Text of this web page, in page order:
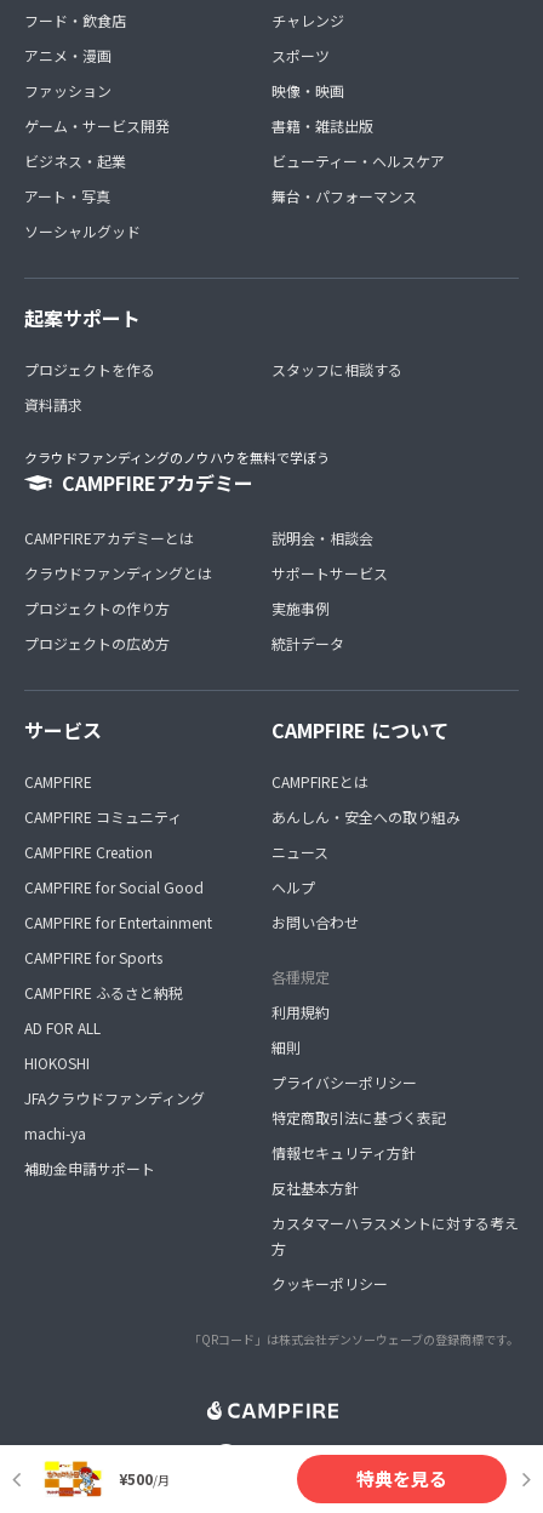
¥500/月 特典を見る
フード・飲食店
アニメ・漫画
ファッション
ゲーム・サービス開発
ビジネス・起業
アート・写真
ソーシャルグッド
チャレンジ
スポーツ
映像・映画
書籍・雑誌出版
ビューティー・ヘルスケア
舞台・パフォーマンス
起案サポート
プロジェクトを作る
資料請求
スタッフに相談する
クラウドファンディングのノウハウを無料で学ぼう
CAMPFIREアカデミー
CAMPFIREアカデミーとは
クラウドファンディングとは
プロジェクトの作り方
プロジェクトの広め方
説明会・相談会
サポートサービス
実施事例
統計データ
サービス
CAMPFIRE
CAMPFIRE コミュニティ
CAMPFIRE Creation
CAMPFIRE for Social Good
CAMPFIRE for Entertainment
CAMPFIRE for Sports
CAMPFIRE ふるさと納税
AD FOR ALL
HIOKOSHI
JFAクラウドファンディング
machi-ya
補助金申請サポート
CAMPFIRE について
CAMPFIREとは
あんしん・安全への取り組み
ニュース
ヘルプ
お問い合わせ
各種規定
利用規約
細則
プライバシーポリシー
特定商取引法に基づく表記
情報セキュリティ方針
反社基本方針
カスタマーハラスメントに対する考え
方
クッキーポリシー
「QRコード」は株式会社デンソーウェーブの登録商標です。
パートナー募集